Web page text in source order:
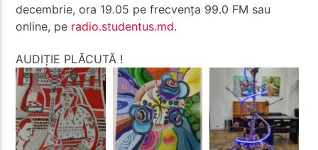
decembrie, ora 19.05 pe frecvența 99.0 FM sau
online, pe radio.studentus.md.
AUDIȚIE PLĂCUTĂ !